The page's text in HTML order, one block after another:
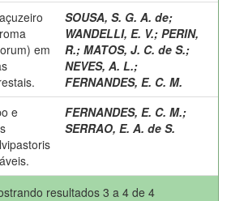
em
SOUSA, S. G. A. de;
WANDELLI, E. V.; PERIN,
R.; MATOS, J. C. de S.;
NEVES, A. L.;
FERNANDES, E. C. M.
e
FERNANDES, E. C. M.;
SERRAO, E. A. de S.
resultados 3 a 4 de 4